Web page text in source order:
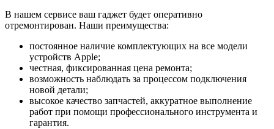
В нашем сервисе ваш гаджет будет оперативно
отремонтирован. Наши преимущества:
постоянное наличие комплектующих на все модели
устройств Apple;
честная, фиксированная цена ремонта;
возможность наблюдать за процессом подключения
новой детали;
высокое качество запчастей, аккуратное выполнение
работ при помощи профессионального инструмента и
гарантия.